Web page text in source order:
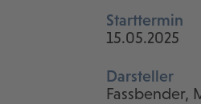
Starttermin
15.05.2025
Darsteller
Fassbender,